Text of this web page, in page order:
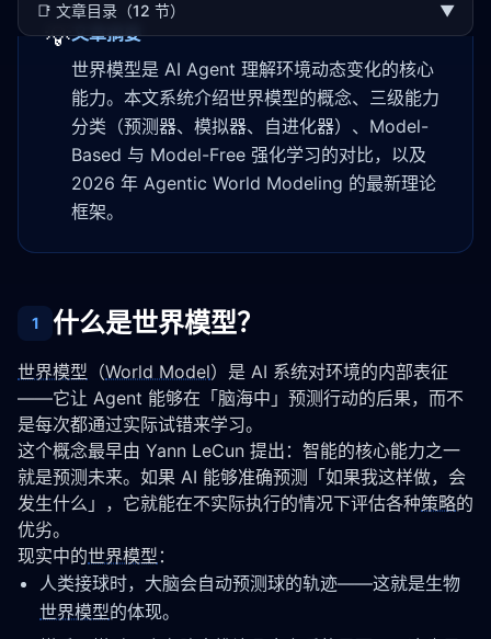
📑 文章目录（12 节） ▼
💡文章摘要
世界模型是 AI Agent 理解环境动态变化的核心
能力。本文系统介绍世界模型的概念、三级能力
分类（预测器、模拟器、自进化器）、Model-
Based 与 Model-Free 强化学习的对比，以及
2026 年 Agentic World Modeling 的最新理论
框架。
1 什么是世界模型？
世界模型 （World Model）是 AI 系统对环境的内部表征
——它让 Agent 能够在「脑海中」预测行动的后果，而不
是每次都通过实际试错来学习。
这个概念最早由 Yann LeCun 提出：智能的核心能力之一
就是预测未来。如果 AI 能够准确预测「如果我这样做，会
发生什么」，它就能在不实际执行的情况下评估各种策略的
优劣。
现实中的世界模型 ：
人类接球时，大脑会自动预测球的轨迹——这就是生物
世界模型的体现。